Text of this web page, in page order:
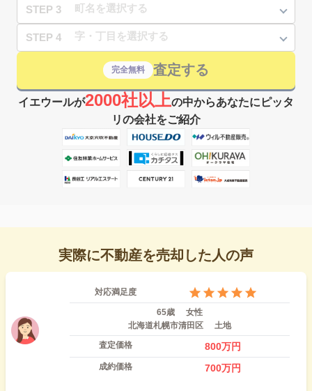
STEP 3
STEP 4
完全無料 査定する
イエウールが2000社以上の中からあなたにピッタ
リの会社をご紹介
実際に不動産を売却した人の声
対応満足度
65歳
女性
北海道札幌市清田区
土地
査定価格
800万円
成約価格 700万円